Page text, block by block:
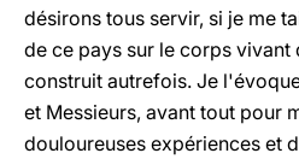
désirons tous servir, si je me
de ce pays sur le corps vivant
construit autrefois. Je
et Messieurs, avant tout pour
douloureuses expériences et